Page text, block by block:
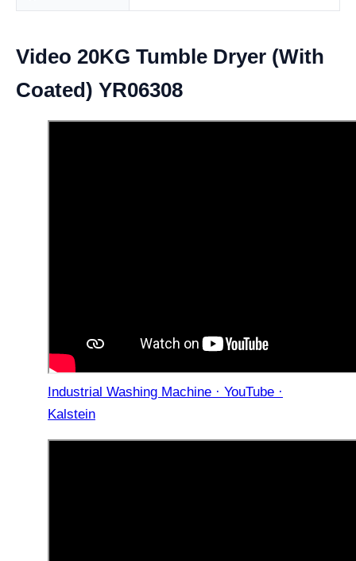
Video 20KG Tumble Dryer (With
Coated) YR06308
Industrial Washing Machine · YouTube ·
Kalstein